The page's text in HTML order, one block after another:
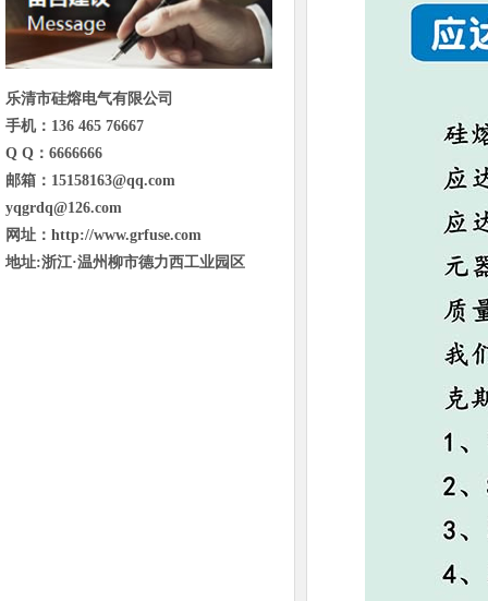
乐清市硅熔电气有限公司
手机：136 465 76667
Q Q：6666666
邮箱：15158163@qq.com
yqgrdq@126.com
网址：http://www.grfuse.com
地址:浙江·温州柳市德力西工业园区